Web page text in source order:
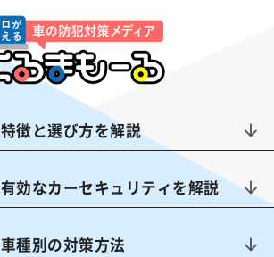
徴と選び方を解説
有効なカーセキュリティを解説
種別の対策方法